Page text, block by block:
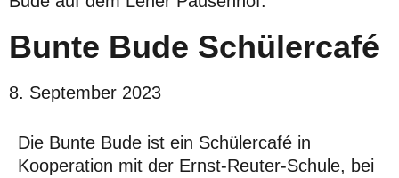
Bunte Bude Schülercafé
8. September 2023
Die Bunte Bude ist ein Schülercafé in
Kooperation mit der Ernst-Reuter-Schule, bei